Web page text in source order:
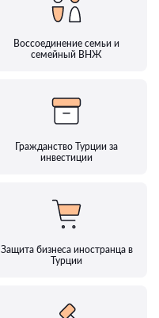
Воссоединение семьи и
семейный ВНЖ
Гражданство Турции за
инвестиции
Защита бизнеса иностранца в
Турции